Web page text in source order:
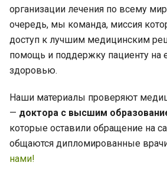
организации лечения по всему
очередь, мы команда, миссия
доступ к лучшим медицинским
помощь и поддержку пациенту на
здоровью.
Наши материалы проверяют
— доктора с высшим
которые оставили обращение на
общаются дипломированные
нами!